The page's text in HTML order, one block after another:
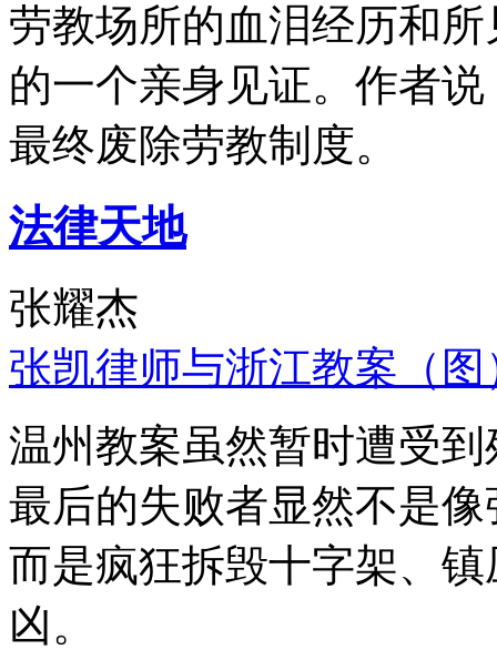
劳教场所的血泪经历和
的一个亲身见证。作者
最终废除劳教制度。
法律天地
张耀杰
张凯律师与浙江教案（图
温州教案虽然暂时遭受
最后的失败者显然不是
而是疯狂拆毁十字架、
凶。